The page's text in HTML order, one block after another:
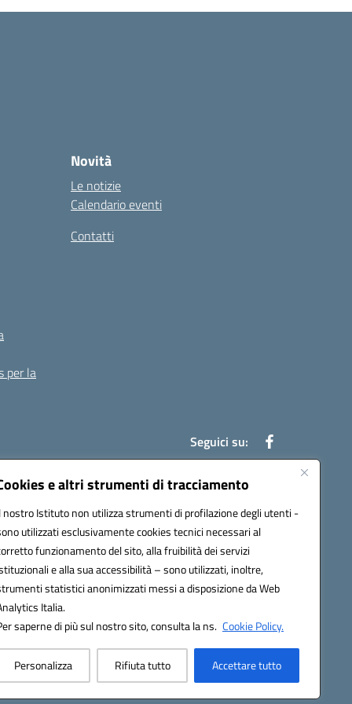
e altri strumenti di tracciamento
nostro Istituto non utilizza strumenti di profilazione degli utenti -
utilizzati esclusivamente cookies tecnici necessari al
funzionamento del sito, alla fruibilità dei servizi
e alla sua accessibilità – sono utilizzati, inoltre,
statistici anonimizzati messi a disposizione da Web
Italia.
saperne di più sul nostro sito, consulta la ns. Cookie Policy.
Personalizza Rifiuta tutto Accettare tutto
per la
Novità
Le notizie
Calendario eventi
Contatti
Seguici su: